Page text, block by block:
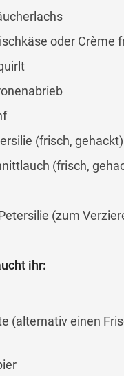
oder Crème
(frisch, gehackt)
(frisch,
(zum
ihr:
(alternativ einen